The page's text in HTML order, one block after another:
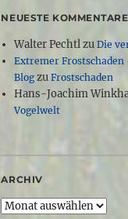
NEUESTE KOMMENTARE
Walter Pechtlzu Die
Extremer
Blogzu Frostschaden
Hans-Joachim
Vogelwelt
ARCHIV
Archiv